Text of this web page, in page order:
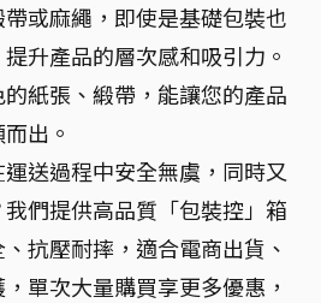
或麻繩，即使是基礎包裝也
升產品的層次感和吸引力。
紙張、緞帶，能讓您的產品
出。
送過程中安全無虞，同時又
們提供高品質「包裝控」箱
抗壓耐摔，適合電商出貨、
單次大量購買享更多優惠，